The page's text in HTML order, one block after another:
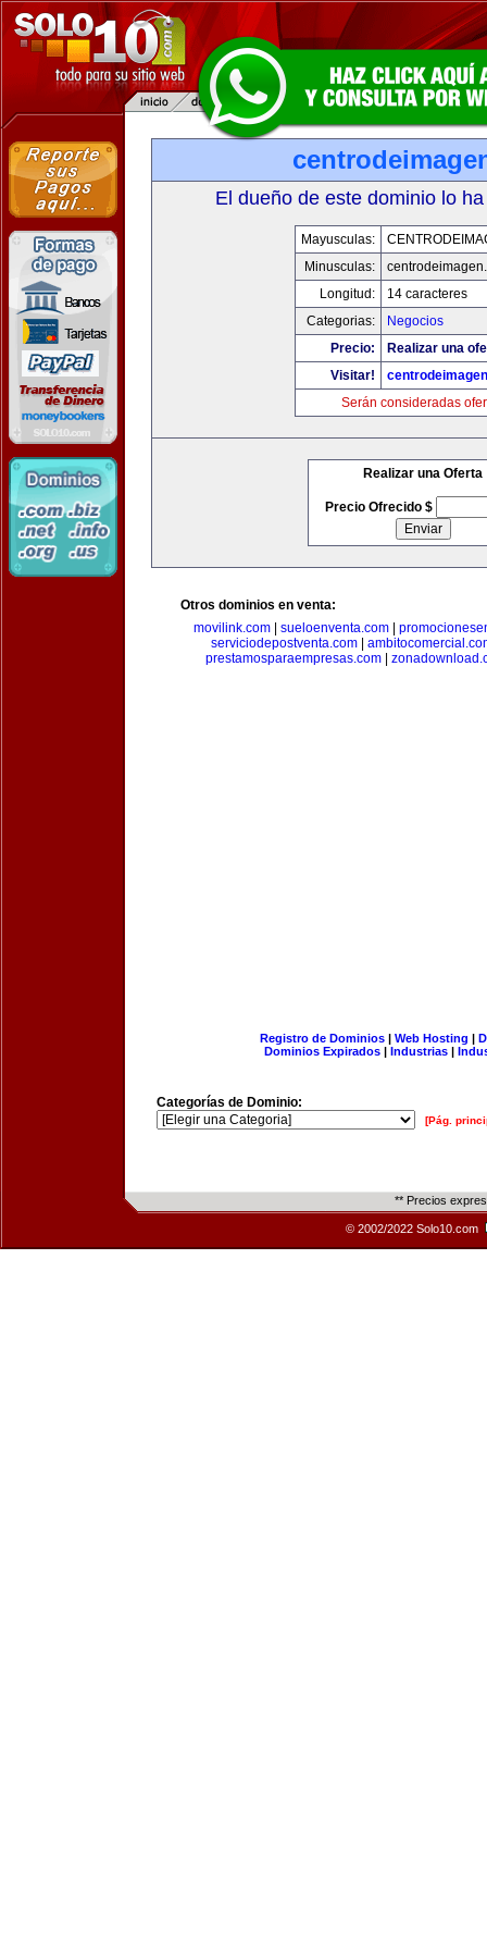
El dueño de este dominio lo
Mayusculas:
Minusculas:
Longitud:
14 caracteres
Categorias:
Negocios
Precio:
Realizar una
Visitar!
Serán consideradas
Realizar una Oferta
Precio Ofrecido $
Otros dominios en venta:
movilink.com
sueloenventa.com
serviciodepostventa.com
prestamosparaempresas.com
Registro de Dominios| Web Hosting |
Dominios Expirados | Industrias |
Categorías de Dominio:
[Pág.
** Precios
© 2002/2022 Solo10.com